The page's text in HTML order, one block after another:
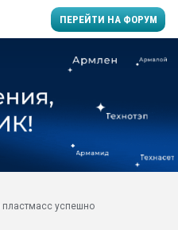
ПЕРЕЙТИ НА ФОРУМ
заводу пластмасс"
пластмасс успешно